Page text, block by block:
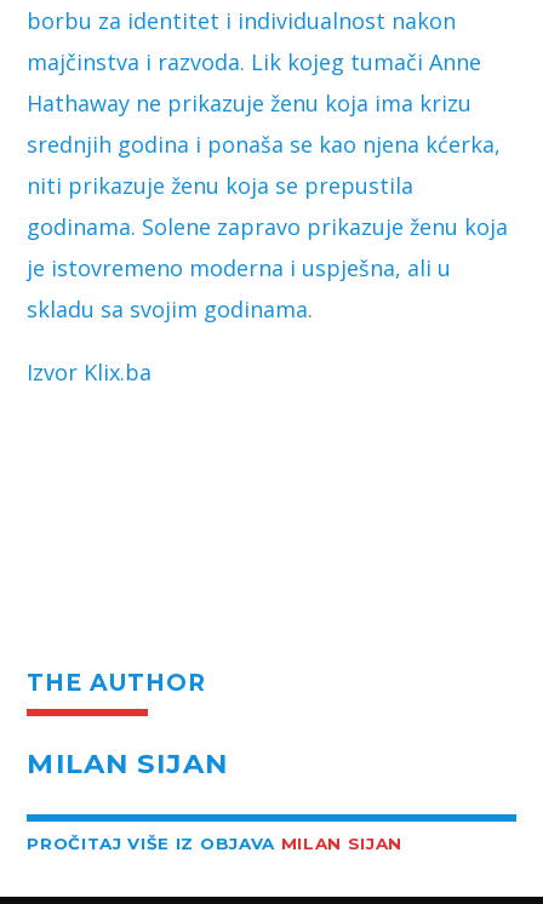
borbu za identitet i individualnost nakon
majčinstva i razvoda. Lik kojeg tumači Anne
Hathaway ne prikazuje ženu koja ima krizu
srednjih godina i ponaša se kao njena kćerka,
niti prikazuje ženu koja se prepustila
godinama. Solene zapravo prikazuje ženu koja
je istovremeno moderna i uspješna, ali u
skladu sa svojim godinama.
Izvor Klix.ba
THE AUTHOR
MILAN SIJAN
PROČITAJ VIŠE IZ OBJAVA MILAN SIJAN